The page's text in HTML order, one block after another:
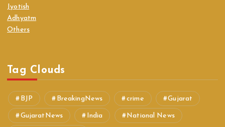
Jyotish
Adhyatm
Others
Tag Clouds
BJP BreakingNews crime Gujarat
GujaratNews India National News